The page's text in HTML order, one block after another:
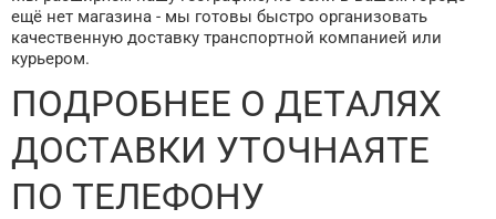
ещё нет магазина - мы готовы быстро организовать
качественную доставку транспортной компанией или
курьером.
ПОДРОБНЕЕ О ДЕТАЛЯХ
ДОСТАВКИ УТОЧНАЯТЕ
ПО ТЕЛЕФОНУ